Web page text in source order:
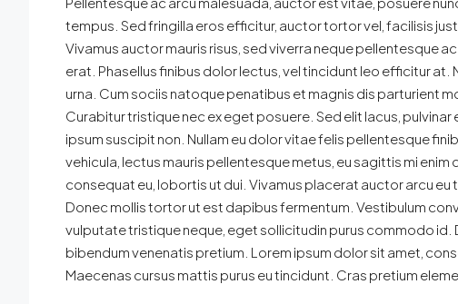
tempus. Sed fringilla eros efficitur, auctor tortor vel, facilisis
Vivamus auctor mauris risus, sed viverra neque pellentesque
erat. Phasellus finibus dolor lectus, vel tincidunt leo efficitur at.
urna. Cum sociis natoque penatibus et magnis dis parturient
Curabitur tristique nec ex eget posuere. Sed elit lacus,
ipsum suscipit non. Nullam eu dolor vitae felis pellentesque
vehicula, lectus mauris pellentesque metus, eu sagittis mi enim
consequat eu, lobortis ut dui. Vivamus placerat auctor arcu
Donec mollis tortor ut est dapibus fermentum. Vestibulum
vulputate tristique neque, eget sollicitudin purus commodo id.
bibendum venenatis pretium. Lorem ipsum dolor sit amet,
Maecenas cursus mattis purus eu tincidunt. Cras pretium